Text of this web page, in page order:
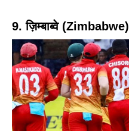
9. ज़िम्बाब्वे (Zimbabwe)